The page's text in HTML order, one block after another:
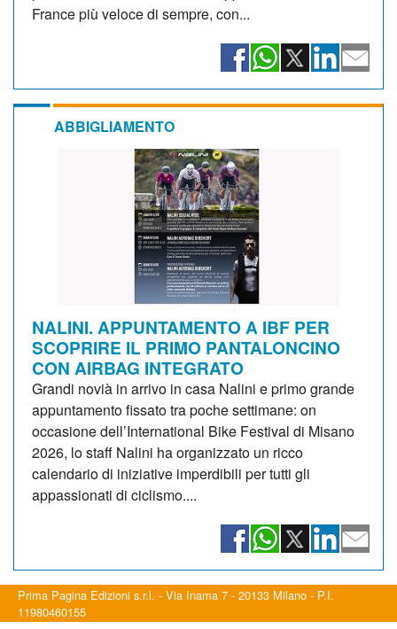
France più veloce di sempre, con...
ABBIGLIAMENTO
NALINI. APPUNTAMENTO A IBF PER
SCOPRIRE IL PRIMO PANTALONCINO
CON AIRBAG INTEGRATO
Grandi novià in arrivo in casa Nalini e primo grande
appuntamento fissato tra poche settimane: on
occasione dell’International Bike Festival di Misano
2026, lo staff Nalini ha organizzato un ricco
calendario di iniziative imperdibili per tutti gli
appassionati di ciclismo....
Prima Pagina Edizioni s.r.l. - Via Inama 7 - 20133 Milano - P.I.
11980460155